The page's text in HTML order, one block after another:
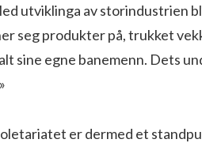
utviklinga av storindustrien
seg produkter på, trukket
sine egne banemenn. Dets
er dermed et